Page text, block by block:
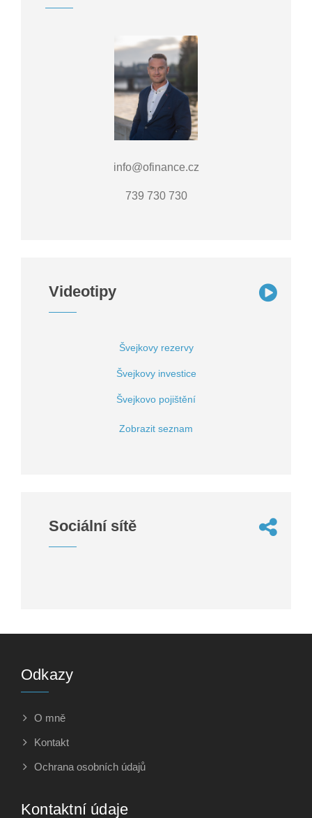
info@ofinance.cz
739 730 730
Videotipy
Švejkovy rezervy
Švejkovy investice
Švejkovo pojištění
Zobrazit seznam
Sociální sítě
Odkazy
O mně
Kontakt
Ochrana osobních údajů
Kontaktní údaje